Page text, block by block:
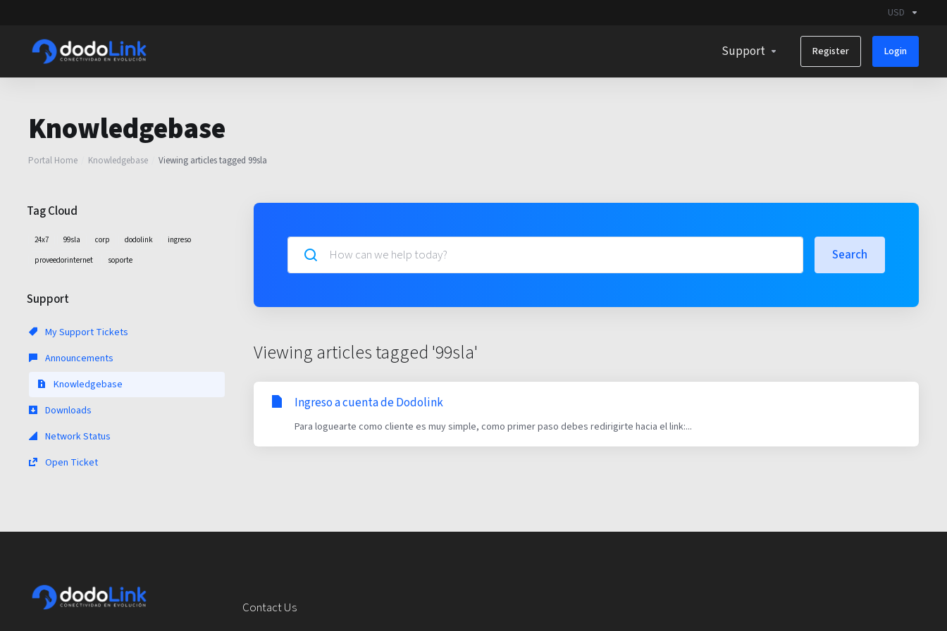
USD
Support Register Login
Knowledgebase
Portal Home Knowledgebase Viewing articles tagged 99sla
Tag Cloud
24x7 99sla corp dodolink
ingreso
proveedorinternet
soporte
Support
My Support Tickets
Announcements
Knowledgebase
Downloads
Network Status
Open Ticket
Search
Viewing articles tagged '99sla'
Ingreso a cuenta de Dodolink
Para loguearte como cliente es muy simple, como primer paso debes redirigirte hacia el link:...
Contact Us